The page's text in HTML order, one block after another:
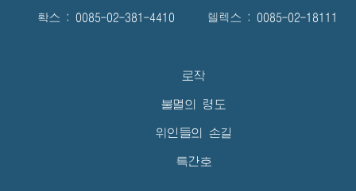
확스 : 0085-02-381-4410 텔렉스 : 0085-02-18111
로작
불멸의 령도
위인들의 손길
특간호